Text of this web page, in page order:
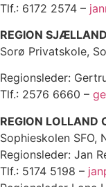
Tlf.: 6172 2574 –
REGION SJÆLLAND
Sorø Privatskole,
Regionsleder:
Tlf.: 2576 6660 –
REGION LOLLAND
Sophieskolen SFO,
Regionsleder: Jan
Tlf.: 5174 5198 –